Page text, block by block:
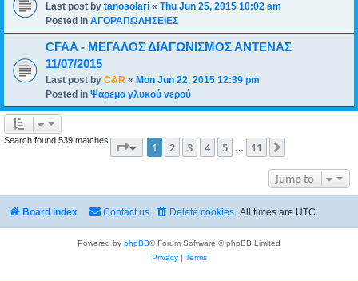
Last post by tanosolari « Thu Jun 25, 2015 10:02 am
Posted in ΑΓΟΡΑΠΩΛΗΣΕΙΕΣ
CFAA - ΜΕΓΑΛΟΣ ΔΙΑΓΩΝΙΣΜΟΣ ΑΝΤΕΝΑΣ
11/07/2015
Last post by C&R « Mon Jun 22, 2015 12:39 pm
Posted in Ψάρεμα γλυκού νερού
Search found 539 matches Page of 11
1 2 3 4 5 11
Jump to
Board index All times are UTC
Delete cookies
Contact us
Powered by phpBB® Forum Software © phpBB Limited
Privacy| Terms